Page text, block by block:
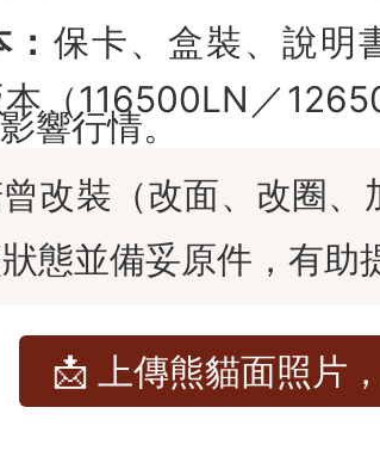
保卡、盒裝、說明
本（116500LN／
響行情。
改裝（改面、改圈
態並備妥原件，有助
📩 上傳熊貓面照片